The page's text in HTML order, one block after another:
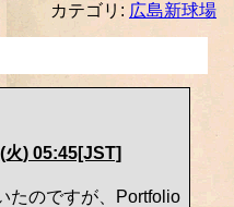
カテゴリ: 広島新球場
火) 05:45[JST]
たのですが、Portfolio